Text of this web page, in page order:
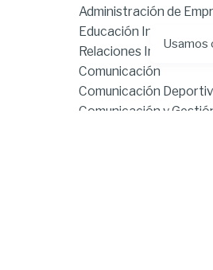
Administración de
Educación Inicial
Relaciones
Comunicación
Comunicación
Comunicación y
Usamos